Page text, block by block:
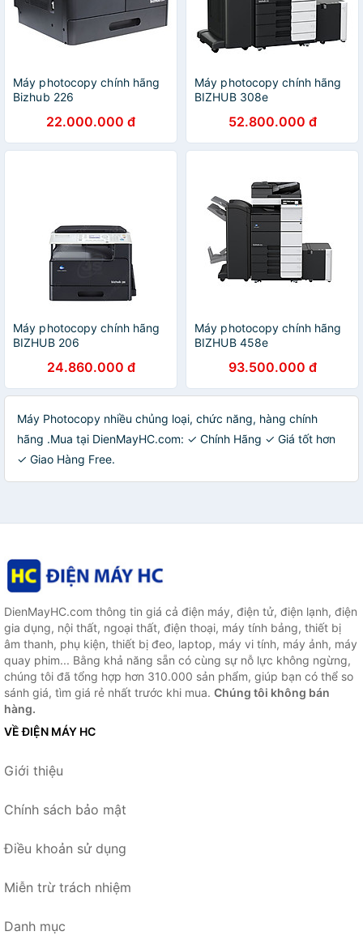
Máy photocopy chính hãng
Bizhub 226
22.000.000 đ
Máy photocopy chính hãng
BIZHUB 308e
52.800.000 đ
Máy photocopy chính hãng
BIZHUB 206
24.860.000 đ
Máy photocopy chính hãng
BIZHUB 458e
93.500.000 đ
Máy Photocopy nhiều chủng loại, chức năng, hàng chính
hãng .Mua tại DienMayHC.com: ✓ Chính Hãng ✓ Giá tốt hơn
✓ Giao Hàng Free.
DienMayHC.com thông tin giá cả điện máy, điện tử, điện lạnh, điện
gia dụng, nội thất, ngoại thất, điện thoại, máy tính bảng, thiết bị
âm thanh, phụ kiện, thiết bị đeo, laptop, máy vi tính, máy ảnh, máy
quay phim... Bằng khả năng sẵn có cùng sự nỗ lực không ngừng,
chúng tôi đã tổng hợp hơn 310.000 sản phẩm, giúp bạn có thể so
sánh giá, tìm giá rẻ nhất trước khi mua. Chúng tôi không bán
hàng.
VỀ ĐIỆN MÁY HC
Giới thiệu
Chính sách bảo mật
Điều khoản sử dụng
Miễn trừ trách nhiệm
Danh mục